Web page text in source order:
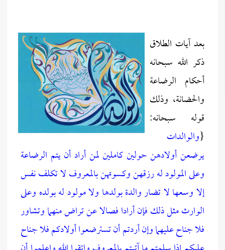
بعد آيات الطلاق
ذكر الله سبحانه
أحكام الرضاعة
والحضانة، وذلك
قوله سبحانه:
{والوالدات
يرضعن أولادهن حولين كاملين لمن أراد أن يتم الرضاعة
وعلى المولود له رزقهن وكسوتهن بالمعروف لا تكلف نفس
إلا وسعها لا تضار والدة بولدها ولا مولود له بولده وعلى
الوارث مثل ذلك فإن أرادا فصالا عن تراض منهما وتشاور
فلا جناح عليهما وإن أردتم أن تسترضعوا أولادكم فلا جناح